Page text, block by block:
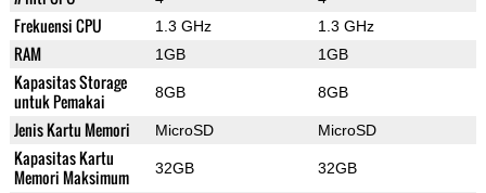
Frekuensi CPU 1.3 GHz 1.3 GHz
RAM 1GB 1GB
Kapasitas Storage
untuk Pemakai
8GB 8GB
Jenis Kartu Memori MicroSD MicroSD
Kapasitas Kartu
Memori Maksimum
32GB 32GB